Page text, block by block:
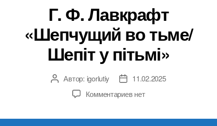
Г. Ф. Лавкрафт
«Шепчущий во тьме/
Шепіт у пітьмі»
Автор
записи
Автор: igorlutiy
Дата11.02.2025
Комментариевк
нет